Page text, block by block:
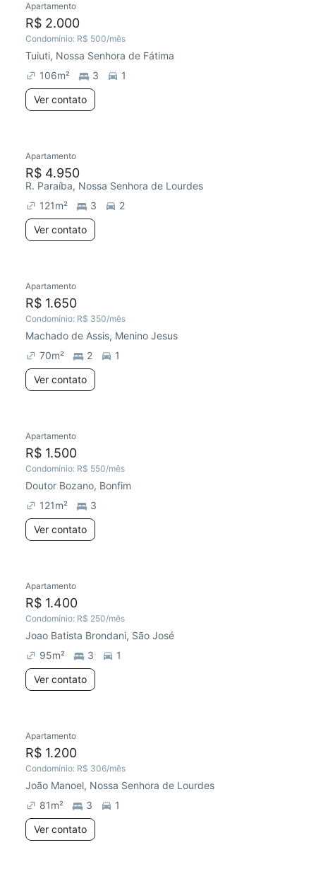
Chegou este mês
Apartamento
R$ 2.000
Condomínio: R$ 500/mês
Tuiuti, Nossa Senhora de Fátima
106m² 3
1
Ver contato
Chegou este mês
Apartamento
R$ 4.950
R. Paraíba, Nossa Senhora de Lourdes
121m² 3
2
Ver contato
Redecorar
Apartamento
R$ 1.650
Condomínio: R$ 350/mês
Machado de Assis, Menino Jesus
70m² 2
1
Ver contato
Redecorar
Apartamento
R$ 1.500
Condomínio: R$ 550/mês
Doutor Bozano, Bonfim
121m²
3
Ver contato
Preço abaixo do mercado
Apartamento
R$ 1.400
Condomínio: R$ 250/mês
Joao Batista Brondani, São José
95m² 3
1
Ver contato
Redecorar
Apartamento
R$ 1.200
Condomínio: R$ 306/mês
João Manoel, Nossa Senhora de Lourdes
81m² 3
1
Ver contato